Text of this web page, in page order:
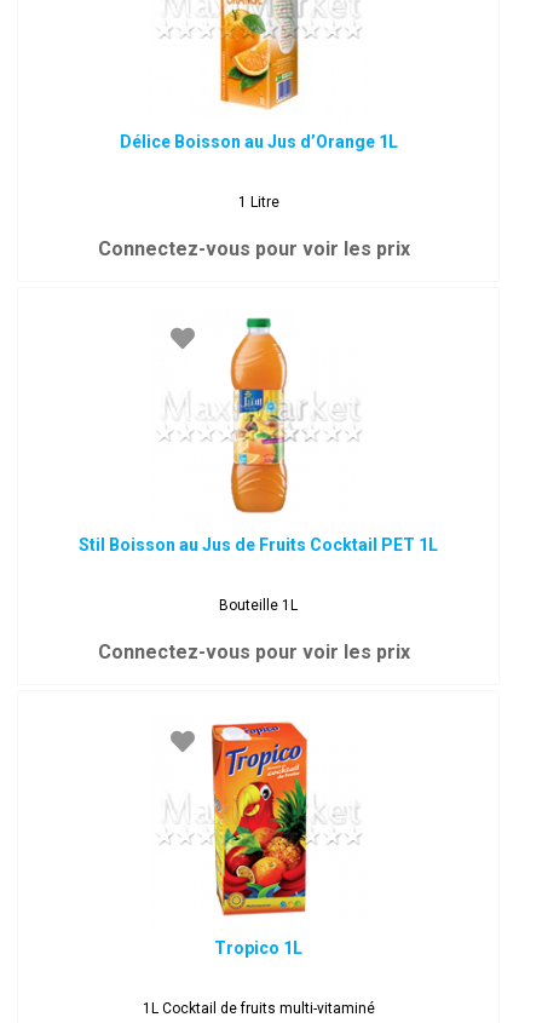
Délice Boisson au Jus d’Orange 1L
1 Litre
Connectez-vous pour voir les prix
Stil Boisson au Jus de Fruits Cocktail PET 1L
Bouteille 1L
Connectez-vous pour voir les prix
Tropico 1L
1L Cocktail de fruits multi-vitaminé